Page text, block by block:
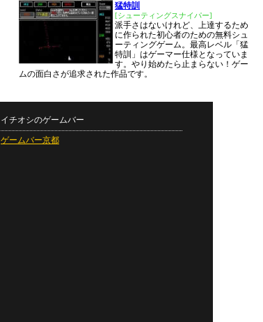
猛特訓
[シューティングスナイパー]
派手さはないけれど、上達するため
に作られた初心者のための無料シュ
ーティングゲーム。最高レベル「猛
特訓」はゲーマー仕様となっていま
す。やり始めたら止まらない！ゲー
ムの面白さが追求された作品です。
イチオシのゲームバー
ゲームバー京都